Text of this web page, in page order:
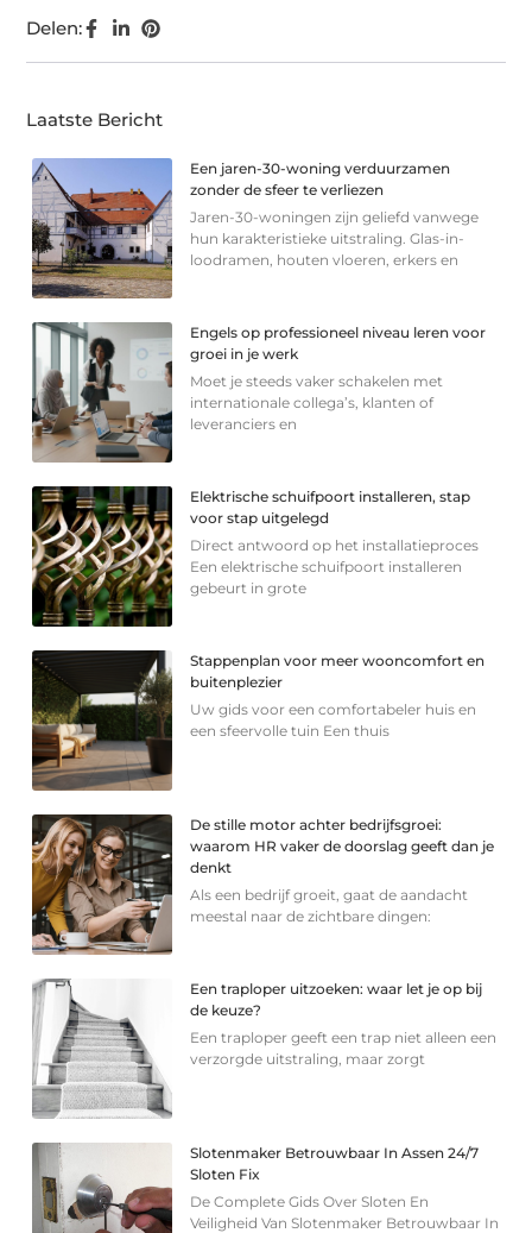
Delen:
Laatste Bericht
Een jaren-30-woning verduurzamen
zonder de sfeer te verliezen
Jaren-30-woningen zijn geliefd vanwege
hun karakteristieke uitstraling. Glas-in-
loodramen, houten vloeren, erkers en
Engels op professioneel niveau leren voor
groei in je werk
Moet je steeds vaker schakelen met
internationale collega’s, klanten of
leveranciers en
Elektrische schuifpoort installeren, stap
voor stap uitgelegd
Direct antwoord op het installatieproces
Een elektrische schuifpoort installeren
gebeurt in grote
Stappenplan voor meer wooncomfort en
buitenplezier
Uw gids voor een comfortabeler huis en
een sfeervolle tuin Een thuis
De stille motor achter bedrijfsgroei:
waarom HR vaker de doorslag geeft dan je
denkt
Als een bedrijf groeit, gaat de aandacht
meestal naar de zichtbare dingen:
Een traploper uitzoeken: waar let je op bij
de keuze?
Een traploper geeft een trap niet alleen een
verzorgde uitstraling, maar zorgt
Slotenmaker Betrouwbaar In Assen 24/7
Sloten Fix
De Complete Gids Over Sloten En
Veiligheid Van Slotenmaker Betrouwbaar In